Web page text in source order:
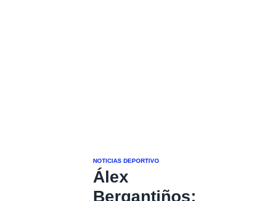
NOTICIAS DEPORTIVO
Álex
Bergantiños: